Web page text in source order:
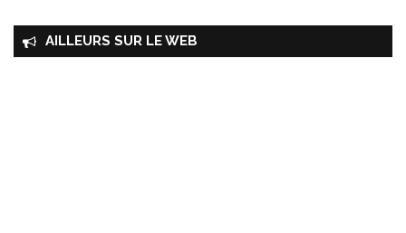
AILLEURS SUR LE WEB